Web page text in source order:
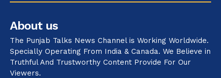
About us
The Punjab Talks News Channel is Working Worldwide.
Specially Operating From India & Canada. We Believe in
Truthful And Trustworthy Content Provide For Our
Viewers.